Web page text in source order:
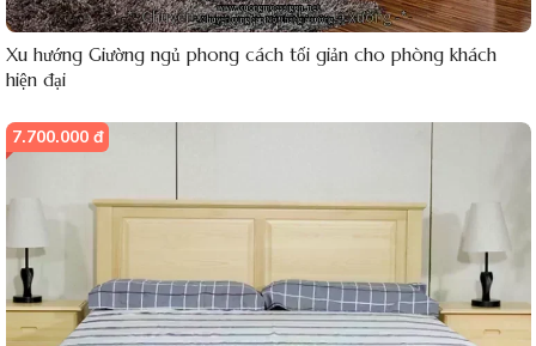
Xu hướng Giường ngủ phong cách tối giản cho phòng khách
hiện đại
7.700.000 đ